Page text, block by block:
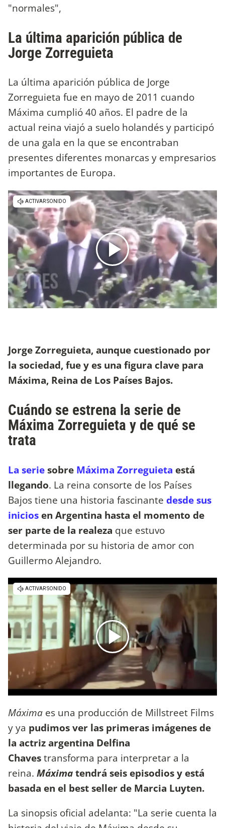
"normales",
La última aparición pública de
Jorge Zorreguieta
La última aparición pública de Jorge
Zorreguieta fue en mayo de 2011 cuando
Máxima cumplió 40 años. El padre de la
actual reina viajó a suelo holandés y participó
de una gala en la que se encontraban
presentes diferentes monarcas y empresarios
importantes de Europa.
Jorge Zorreguieta, aunque cuestionado por
la sociedad, fue y es una figura clave para
Máxima, Reina de Los Países Bajos.
Cuándo se estrena la serie de
Máxima Zorreguieta y de qué se
trata
La seriesobre Máxima Zorreguieta está
llegando. La reina consorte de los Países
Bajos tiene una historia fascinante desde sus
inicios en Argentina hasta el momento de
ser parte de la realeza que estuvo
determinada por su historia de amor con
Guillermo Alejandro.
Máxima es una producción de Millstreet Films
y ya pudimos ver las primeras imágenes de
la actriz argentina Delfina
Chavestransforma para interpretar a la
reina. Máximatendrá seis episodios y está
basada en el best seller de Marcia Luyten.
La sinopsis oficial adelanta: "La serie cuenta la